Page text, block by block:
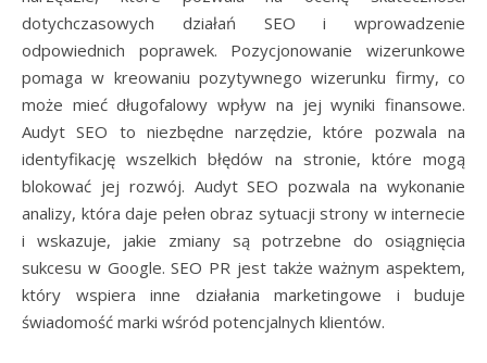
dotychczasowych działań SEO i wprowadzenie
odpowiednich poprawek. Pozycjonowanie wizerunkowe
pomaga w kreowaniu pozytywnego wizerunku firmy, co
może mieć długofalowy wpływ na jej wyniki finansowe.
Audyt SEO to niezbędne narzędzie, które pozwala na
identyfikację wszelkich błędów na stronie, które mogą
blokować jej rozwój. Audyt SEO pozwala na wykonanie
analizy, która daje pełen obraz sytuacji strony w internecie
i wskazuje, jakie zmiany są potrzebne do osiągnięcia
sukcesu w Google. SEO PR jest także ważnym aspektem,
który wspiera inne działania marketingowe i buduje
świadomość marki wśród potencjalnych klientów.